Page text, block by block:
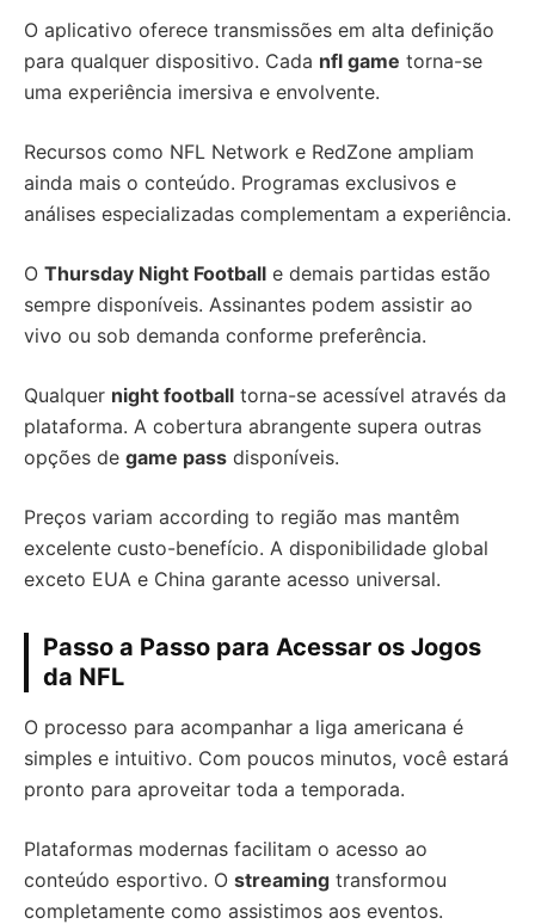
O aplicativo oferece transmissões em alta definição
para qualquer dispositivo. Cada nfl game torna-se
uma experiência imersiva e envolvente.
Recursos como NFL Network e RedZone ampliam
ainda mais o conteúdo. Programas exclusivos e
análises especializadas complementam a experiência.
O Thursday Night Football e demais partidas estão
sempre disponíveis. Assinantes podem assistir ao
vivo ou sob demanda conforme preferência.
Qualquer night football torna-se acessível através da
plataforma. A cobertura abrangente supera outras
opções de game pass disponíveis.
Preços variam according to região mas mantêm
excelente custo-benefício. A disponibilidade global
exceto EUA e China garante acesso universal.
Passo a Passo para Acessar os Jogos
da NFL
O processo para acompanhar a liga americana é
simples e intuitivo. Com poucos minutos, você estará
pronto para aproveitar toda a temporada.
Plataformas modernas facilitam o acesso ao
conteúdo esportivo. O streaming transformou
completamente como assistimos aos eventos.